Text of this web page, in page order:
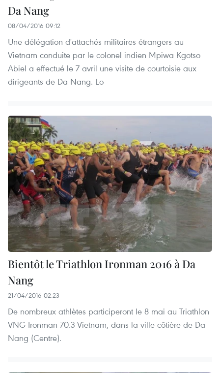
Da Nang
08/04/2016 09:12
Une délégation d'attachés militaires étrangers au
Vietnam conduite par le colonel indien Mpiwa Kgotso
Abiel a effectué le 7 avril une visite de courtoisie aux
dirigeants de Da Nang. Lo
Bientôt le Triathlon Ironman 2016 à Da
Nang
21/04/2016 02:23
De nombreux athlètes participeront le 8 mai au Triathlon
VNG Ironman 70.3 Vietnam, dans la ville côtière de Da
Nang (Centre).